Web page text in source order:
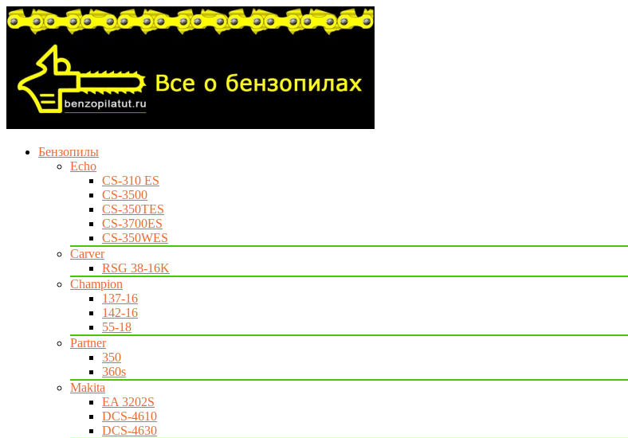
Бензопилы
Echo
CS-310 ES
CS-3500
CS-350TES
CS-3700ES
CS-350WES
Carver
RSG 38-16K
Champion
137-16
142-16
55-18
Partner
350
360s
Makita
EA 3202S
DCS-4610
DCS-4630